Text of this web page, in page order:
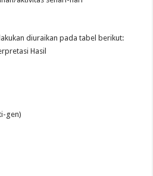
diuraikan pada tabel berikut:
Hasil
gen)